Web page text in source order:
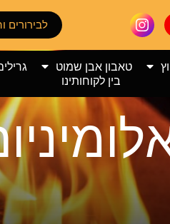
לבירורים והזמנות
טאבון אבן שמוט
בין לקוחותינו